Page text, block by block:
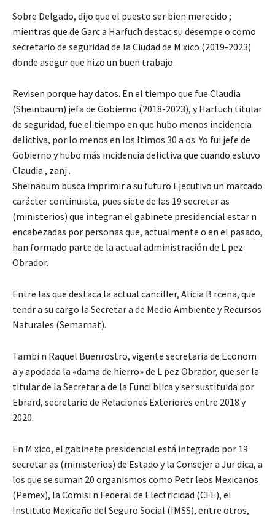
Sobre Delgado, dijo que el puesto ser bien merecido ;
mientras que de Garc a Harfuch destac su desempe o como
secretario de seguridad de la Ciudad de M xico (2019-2023)
donde asegur que hizo un buen trabajo.
Revisen porque hay datos. En el tiempo que fue Claudia
(Sheinbaum) jefa de Gobierno (2018-2023), y Harfuch titular
de seguridad, fue el tiempo en que hubo menos incidencia
delictiva, por lo menos en los ltimos 30 a os. Yo fui jefe de
Gobierno y hubo más incidencia delictiva que cuando estuvo
Claudia , zanj .
Sheinabum busca imprimir a su futuro Ejecutivo un marcado
carácter continuista, pues siete de las 19 secretar as
(ministerios) que integran el gabinete presidencial estar n
encabezadas por personas que, actualmente o en el pasado,
han formado parte de la actual administración de L pez
Obrador.
Entre las que destaca la actual canciller, Alicia B rcena, que
tendr a su cargo la Secretar a de Medio Ambiente y Recursos
Naturales (Semarnat).
Tambi n Raquel Buenrostro, vigente secretaria de Econom
a y apodada la «dama de hierro» de L pez Obrador, que ser la
titular de la Secretar a de la Funci blica y ser sustituida por
Ebrard, secretario de Relaciones Exteriores entre 2018 y
2020.
En M xico, el gabinete presidencial está integrado por 19
secretar as (ministerios) de Estado y la Consejer a Jur dica, a
los que se suman 20 organismos como Petr leos Mexicanos
(Pemex), la Comisi n Federal de Electricidad (CFE), el
Instituto Mexicaño del Seguro Social (IMSS), entre otros,